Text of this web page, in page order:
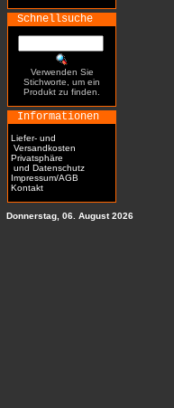
Schnellsuche
Verwenden Sie
Stichworte, um ein
Produkt zu finden.
Informationen
Liefer- und
Versandkosten
Privatsphäre
und Datenschutz
Impressum/AGB
Kontakt
Donnerstag, 06. August 2026